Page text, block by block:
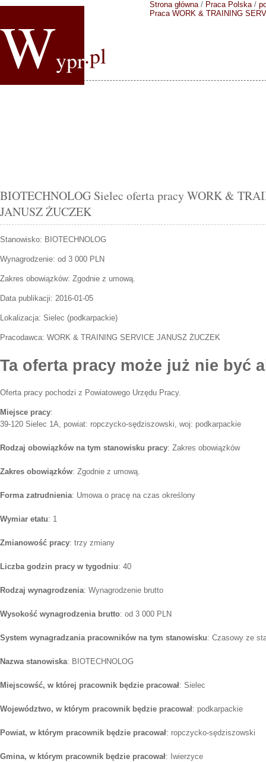
Wypr.pl
Strona główna/ Praca Polska/
Praca WORK & TRAINING
BIOTECHNOLOG Sielec oferta pracy WORK &
JANUSZ ŻUCZEK
Stanowisko: BIOTECHNOLOG
Wynagrodzenie: od 3 000 PLN
Zakres obowiązków: Zgodnie z umową.
Data publikacji: 2016-01-05
Lokalizacja: Sielec (podkarpackie)
Pracodawca: WORK & TRAINING SERVICE JANUSZ ŻUCZEK
Ta oferta pracy może już nie być
Oferta pracy pochodzi z Powiatowego Urzędu Pracy.
Miejsce pracy:
39-120 Sielec 1A, powiat: ropczycko-sędziszowski, woj: podkarpackie
Rodzaj obowiązków na tym stanowisku pracy: Zakres obowiązków
Zakres obowiązków: Zgodnie z umową.
Forma zatrudnienia: Umowa o pracę na czas określony
Wymiar etatu: 1
Zmianowość pracy: trzy zmiany
Liczba godzin pracy w tygodniu: 40
Rodzaj wynagrodzenia: Wynagrodzenie brutto
Wysokość wynagrodzenia brutto: od 3 000 PLN
System wynagradzania pracowników na tym stanowisku: Czasowy ze
Nazwa stanowiska: BIOTECHNOLOG
Miejscowść, w której pracownik będzie pracował: Sielec
Województwo, w którym pracownik będzie pracował: podkarpackie
Powiat, w którym pracownik będzie pracował: ropczycko-sędziszowski
Gmina, w którym pracownik będzie pracował: Iwierzyce